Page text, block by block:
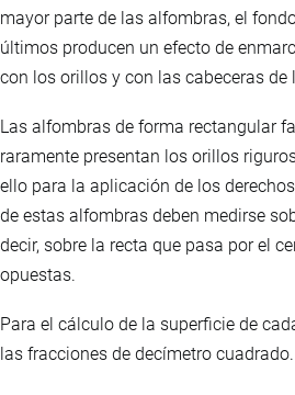
mayor parte de las alfombras, el
últimos producen un efecto de
con los orillos y con las cabeceras de
Las alfombras de forma rectangular
raramente presentan los orillos
ello para la aplicación de los
de estas alfombras deben medirse
decir, sobre la recta que pasa por el
opuestas.
Para el cálculo de la superficie de
las fracciones de decímetro cuadrado.